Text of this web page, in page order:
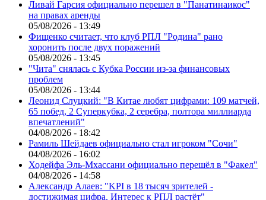
Ливай Гарсия официально перешел в "Панатинаикос"
на правах аренды
05/08/2026 - 13:49
Фищенко считает, что клуб РПЛ "Родина" рано
хоронить после двух поражений
05/08/2026 - 13:45
"Чита" снялась с Кубка России из-за финансовых
проблем
05/08/2026 - 13:44
Леонид Слуцкий: "В Китае любят цифрами: 109 матчей,
65 побед, 2 Суперкубка, 2 серебра, полтора миллиарда
впечатлений"
04/08/2026 - 18:42
Рамиль Шейдаев официально стал игроком "Сочи"
04/08/2026 - 16:02
Ходейфа Эль-Мхассани официально перешёл в "Факел"
04/08/2026 - 14:58
Александр Алаев: "KPI в 18 тысяч зрителей -
достижимая цифра. Интерес к РПЛ растёт"